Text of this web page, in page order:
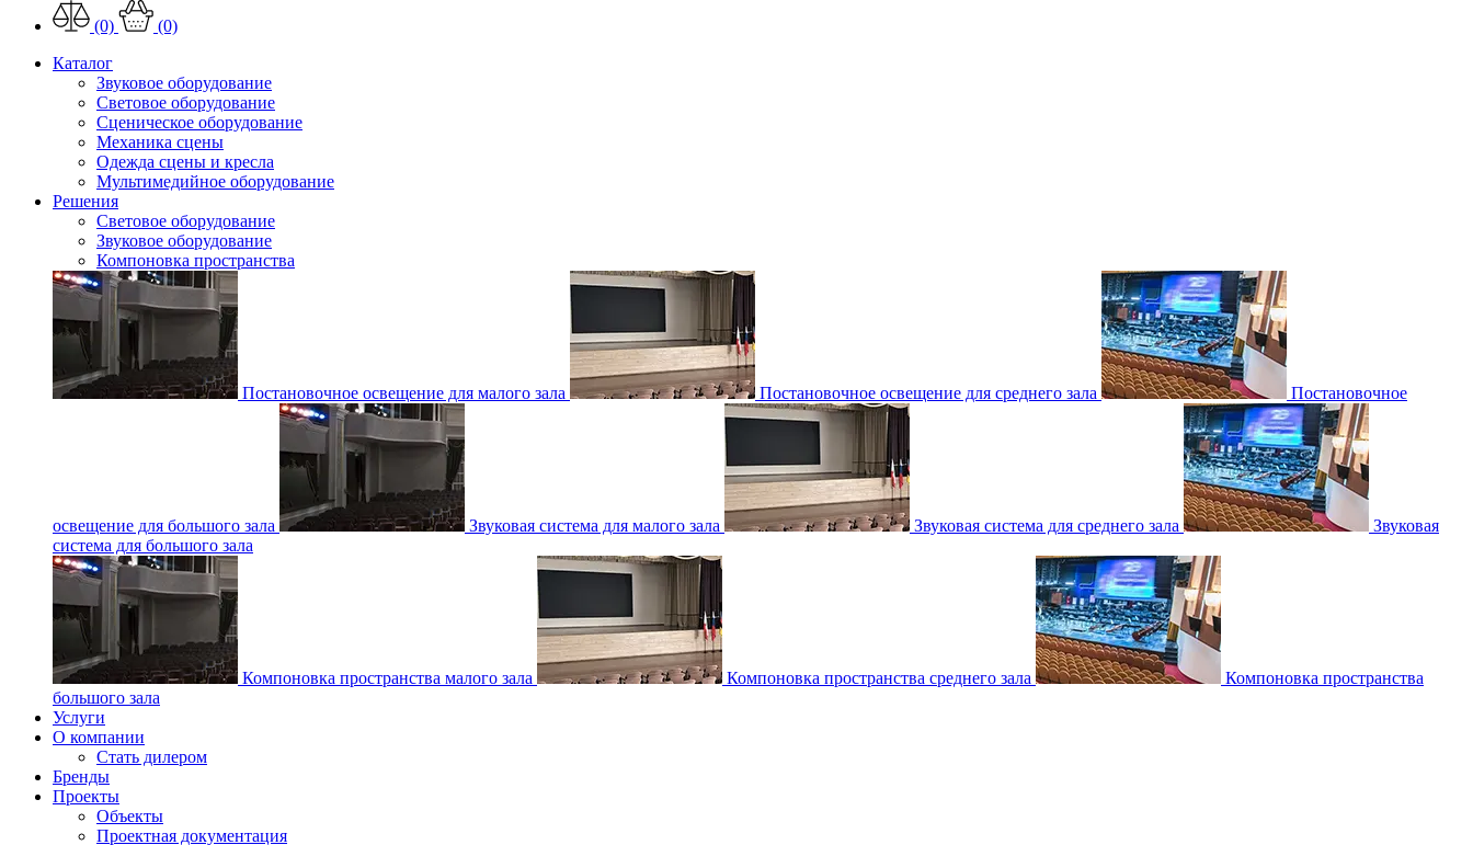
(0)
(0)
Каталог
Звуковое оборудование
Световое оборудование
Сценическое оборудование
Механика сцены
Одежда сцены и кресла
Мультимедийное оборудование
Решения
Световое оборудование
Звуковое оборудование
Компоновка пространства
Постановочное освещение для малого зала Постановочное освещение для среднего зала Постановочное
освещение для большого зала Звуковая система для малого зала Звуковая система для среднего зала
Звуковая
система для большого зала
Компоновка пространства малого зала Компоновка пространства среднего зала
Компоновка пространства
большого зала
Услуги
О компании
Стать дилером
Бренды
Проекты
Объекты
Проектная документация